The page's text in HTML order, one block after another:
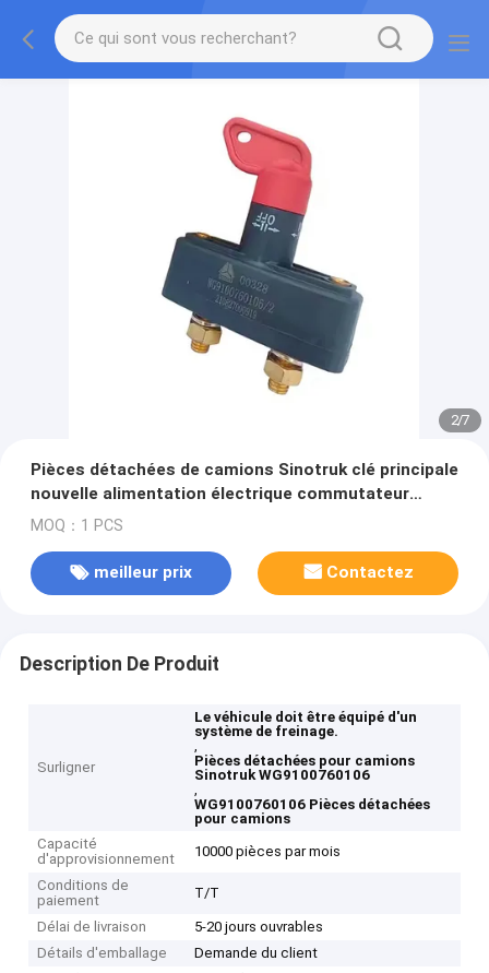
2/7
Pièces détachées de camions Sinotruk clé principale
nouvelle alimentation électrique commutateur
principal WG9100760106
MOQ：1 PCS
meilleur prix Contactez
Description De Produit
Surligner
Le véhicule doit être équipé d'un
système de freinage.
,
Pièces détachées pour camions
Sinotruk WG9100760106
,
WG9100760106 Pièces détachées
pour camions
Capacité
d'approvisionnement
10000 pièces par mois
Conditions de
paiement
T/T
Délai de livraison
5-20 jours ouvrables
Détails d'emballage
Demande du client